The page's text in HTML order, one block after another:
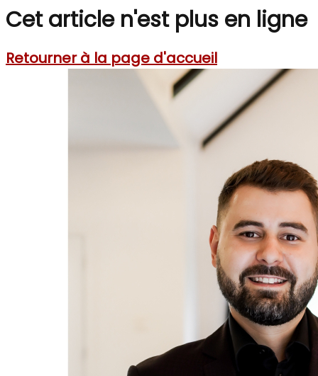
Cet article n'est plus en ligne
Retourner à la page d'accueil